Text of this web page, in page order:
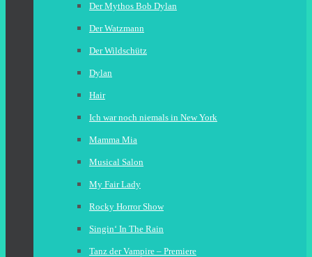
Der Mythos Bob Dylan
Der Watzmann
Der Wildschütz
Dylan
Hair
Ich war noch niemals in New York
Mamma Mia
Musical Salon
My Fair Lady
Rocky Horror Show
Singin‘ In The Rain
Tanz der Vampire – Premiere